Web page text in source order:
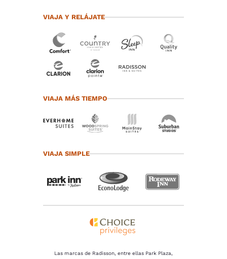
VIAJA Y RELÁJATE
VIAJA MÁS TIEMPO
VIAJA SIMPLE
Las marcas de Radisson, entre ellas Park Plaza,